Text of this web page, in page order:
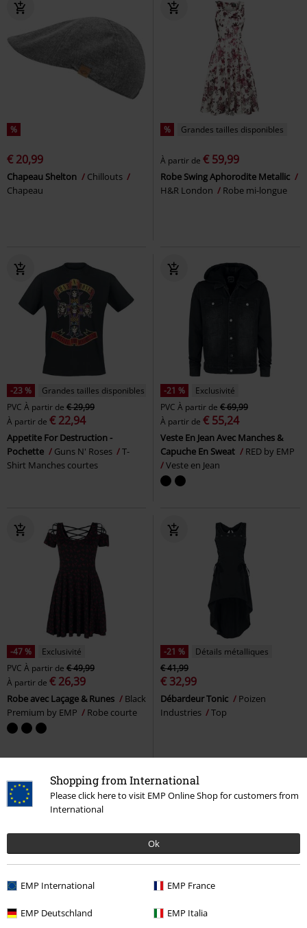
Shopping from International
Please click here to visit EMP Online Shop for customers from
International
Ok
EMP International EMP France
EMP Deutschland EMP Italia
%
€ 20,99
Chapeau Shelton
Chillouts
Chapeau
% Grandes tailles disponibles
À partir de € 59,99
Robe Swing Aphorodite Metallic
H&R London
Robe mi-longue
-23 %
Grandes tailles disponibles
PVC À partir de € 29,99
À partir de € 22,94
Appetite For Destruction -
Pochette
Guns N' Roses
T-
Shirt Manches courtes
-21 %
Exclusivité
PVC À partir de € 69,99
À partir de € 55,24
Veste En Jean Avec Manches &
Capuche En Sweat
RED by EMP
Veste en Jean
-47 %
Exclusivité
PVC À partir de € 49,99
À partir de € 26,39
Robe avec Laçage & Runes
Black
Premium by EMP
Robe courte
-21 %
Détails métalliques
€ 41,99
€ 32,99
Débardeur Tonic
Poizen
Industries
Top
-26 %
Exclusivité
-32 %
Exclusivité